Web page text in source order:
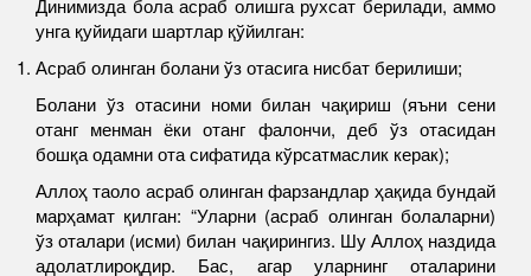
Динимизда бола асраб олишга рухсат берилади, аммо
унга қуйидаги шартлар қўйилган:
Асраб олинган болани ўз отасига нисбат берилиши;
Болани ўз отасини номи билан чақириш (яъни сени
отанг менман ёки отанг фалончи, деб ўз отасидан
бошқа одамни ота сифатида кўрсатмаслик керак);
Аллоҳ таоло асраб олинган фарзандлар ҳақида бундай
марҳамат қилган: “Уларни (асраб олинган болаларни)
ўз оталари (исми) билан чақирингиз. Шу Аллоҳ наздида
адолатлироқдир. Бас, агар уларнинг оталарини